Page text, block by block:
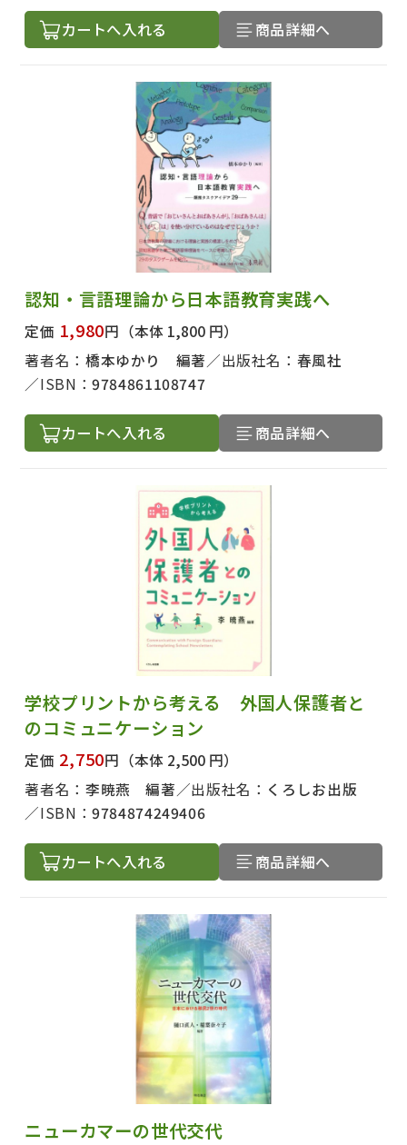
カートへ入れる 商品詳細へ
認知・言語理論から日本語教育実践へ
定価 1,980円 （本体 1,800 円）
著者名： 橋本ゆかり 編著 出版社名： 春風社
ISBN：9784861108747
カートへ入れる 商品詳細へ
学校プリントから考える 外国人保護者と
のコミュニケーション
定価 2,750円 （本体 2,500 円）
著者名： 李暁燕 編著 出版社名： くろしお出版
ISBN：9784874249406
カートへ入れる 商品詳細へ
ニューカマーの世代交代